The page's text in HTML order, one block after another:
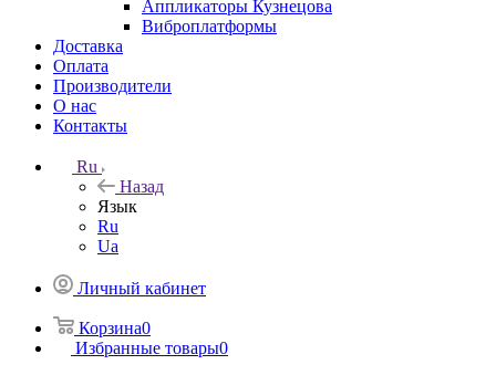
Аппликаторы Кузнецова
Виброплатформы
Доставка
Оплата
Производители
О нас
Контакты
Ru
Назад
Язык
Ru
Ua
Личный кабинет
Корзина0
Избранные товары0